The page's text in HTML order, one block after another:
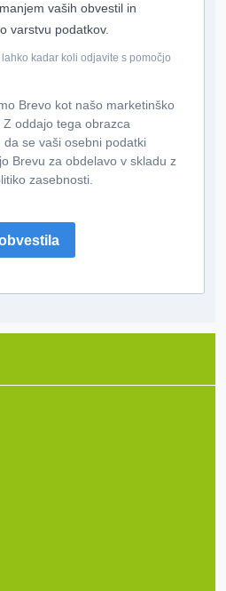
vaših obvestil in
varstvu podatkov.
kadar koli odjavite s pomočjo
Brevo kot našo marketinško
Z oddajo tega obrazca
da se vaši osebni podatki
Brevu za obdelavo v skladu z
zasebnosti.